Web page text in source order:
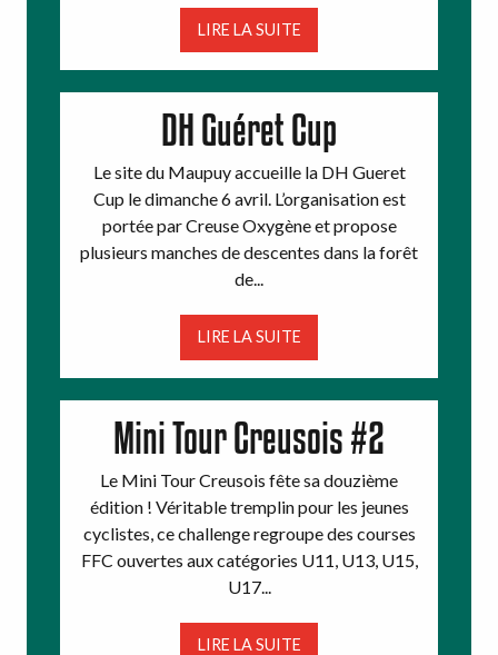
LIRE LA SUITE
DH Guéret Cup
Le site du Maupuy accueille la DH Gueret
Cup le dimanche 6 avril. L’organisation est
portée par Creuse Oxygène et propose
plusieurs manches de descentes dans la forêt
de...
LIRE LA SUITE
Mini Tour Creusois #2
Le Mini Tour Creusois fête sa douzième
édition ! Véritable tremplin pour les jeunes
cyclistes, ce challenge regroupe des courses
FFC ouvertes aux catégories U11, U13, U15,
U17...
LIRE LA SUITE